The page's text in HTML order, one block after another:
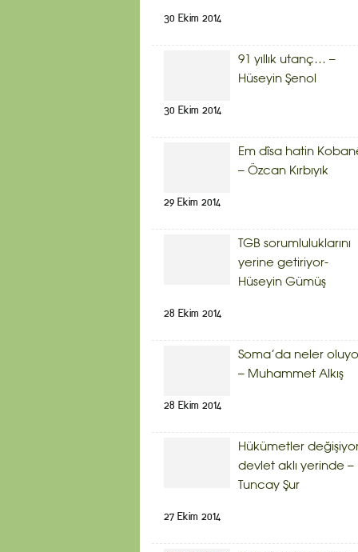
30 Ekim 2014
91 yıllık utanç… –
Hüseyin Şenol
30 Ekim 2014
Em dîsa hatin
– Özcan Kırbıyık
29 Ekim 2014
TGB sorumluluklarını
yerine getiriyor-
Hüseyin Gümüş
28 Ekim 2014
Soma’da neler
– Muhammet Alkış
28 Ekim 2014
Hükümetler
devlet aklı yerinde –
Tuncay Şur
27 Ekim 2014